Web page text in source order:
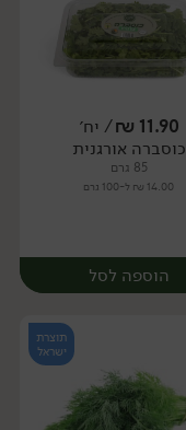
יח׳
11.90
₪/ יח׳
כוסברה אורגנית
85 גרם
14.00 ₪ ל-100 גרם
הוספה לסל
תוצרת
ישראל